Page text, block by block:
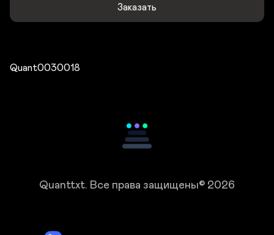
Заказать
Quant0030018
Quanttxt. Все права защищены© 2026